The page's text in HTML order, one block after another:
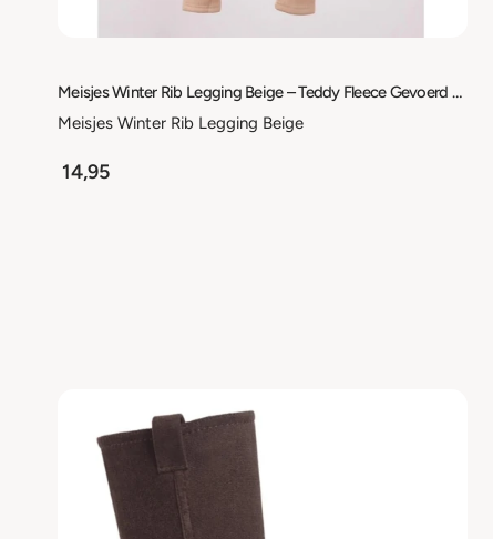
Meisjes Winter Rib Legging Beige – Teddy Fleece Gevoerd – Warme Stretch Legging – Maat 98/104 t/m 158/164
Meisjes Winter Rib Legging Beige
14,95